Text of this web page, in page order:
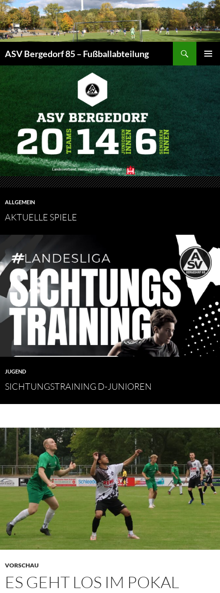
Zum
Inhalt
springen
ASV Bergedorf 85 – Fußballabteilung
MENÜ
ALLGEMEIN
AKTUELLE SPIELE
JUGEND
SICHTUNGSTRAINING D-JUNIOREN
VORSCHAU
ES GEHT LOS IM POKAL